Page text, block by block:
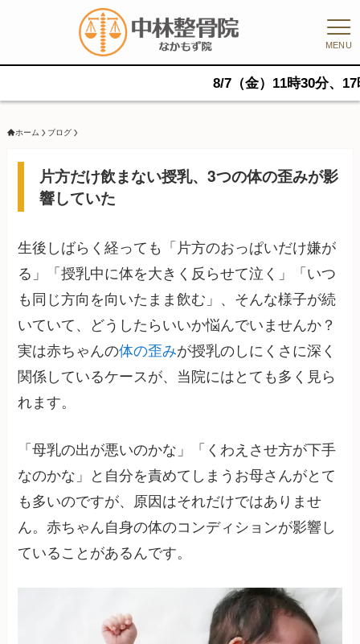
MENU
8/7（金）11時30分、17時、18
ホーム ブログ
片方だけ飲まない授乳、3つの体の歪みが影
響していた
生後しばらく経っても「片方のおっぱいだけ嫌が
る」「授乳中に体を大きく反らせて泣く」「いつ
も同じ方向を向いたまま飲む」、そんな様子が続
いていて、どうしたらいいか悩んでいませんか？
実は赤ちゃんの体の歪みが授乳のしにくさに深く
関係しているケースが、当院にはとても多く見ら
れます。
「母乳の出が悪いのかな」「くわえさせ方が下手
なのかな」と自分を責めてしまうお母さんがとて
も多いのですが、原因はそれだけではありませ
ん。赤ちゃん自身の体のコンディションが影響し
ていることがあるんです。